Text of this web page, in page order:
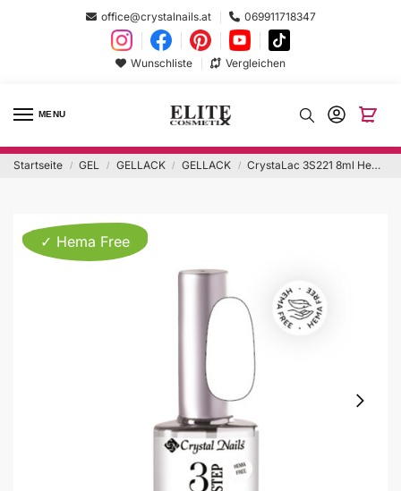
office@crystalnails.at 069911718347
Wunschliste Vergleichen
MENU
Startseite / GEL / GELLACK / GELLACK / CrystaLac 3S221 8ml Hema Free
✓ Hema Free